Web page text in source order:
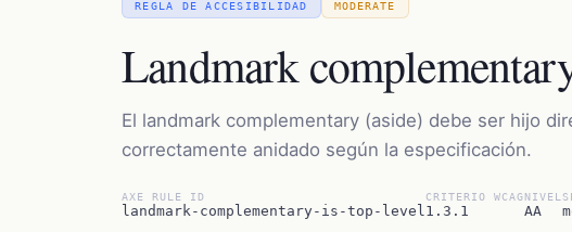
REGLA DE ACCESIBILIDAD MODERATE
Landmark
El landmark complementary (aside) debe ser hijo
correctamente anidado según la especificación.
AXE RULE ID
landmark-complementary-is-top-level
CRITERIO WCAG
1.3.1
NIVEL
AA